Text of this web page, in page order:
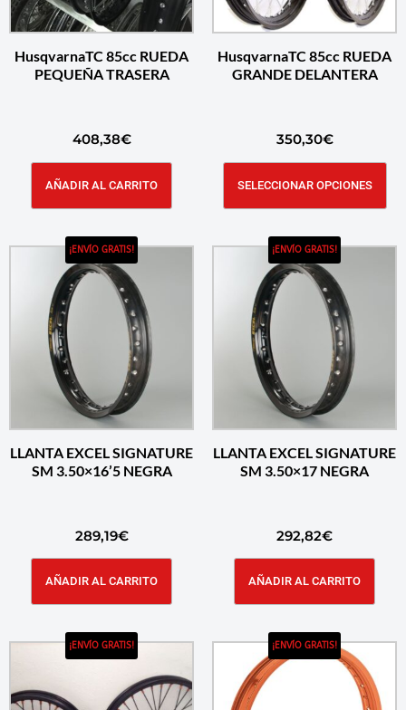
HusqvarnaTC 85cc RUEDA
PEQUEÑA TRASERA
408,38€
AÑADIR AL CARRITO
HusqvarnaTC 85cc RUEDA
GRANDE DELANTERA
350,30€
SELECCIONAR OPCIONES
¡ENVÍO GRATIS!
LLANTA EXCEL SIGNATURE
SM 3.50×16’5 NEGRA
289,19€
AÑADIR AL CARRITO
¡ENVÍO GRATIS!
LLANTA EXCEL SIGNATURE
SM 3.50×17 NEGRA
292,82€
AÑADIR AL CARRITO
¡ENVÍO GRATIS! ¡ENVÍO GRATIS!